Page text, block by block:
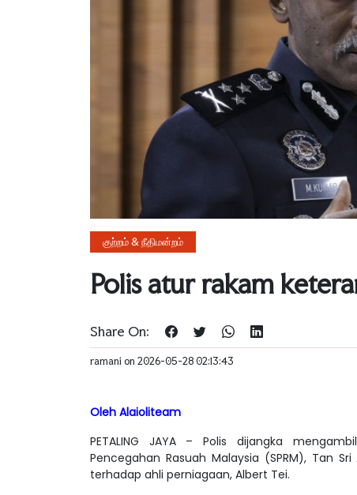
குற்றம் & நீதிமன்றம்
Polis atur rakam
Share On:
ramani on 2026-05-28 02:13:43
Oleh Alaioliteam
PETALING JAYA – Polis dijangka
Pencegahan Rasuah Malaysia (SPRM), Tan
terhadap ahli perniagaan, Albert Tei.